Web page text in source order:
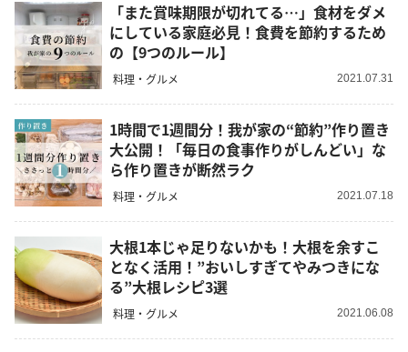
「また賞味期限が切れてる…」食材をダメ
にしている家庭必見！食費を節約するため
の【9つのルール】
料理・グルメ 2021.07.31
1時間で1週間分！我が家の“節約”作り置き
大公開！「毎日の食事作りがしんどい」な
ら作り置きが断然ラク
料理・グルメ 2021.07.18
大根1本じゃ足りないかも！大根を余すこ
となく活用！”おいしすぎてやみつきにな
る”大根レシピ3選
料理・グルメ 2021.06.08